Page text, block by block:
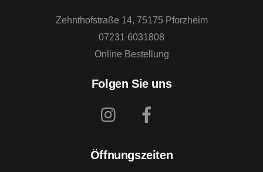
Top
Zehnthofstraße 14, 75175 Pforzheim
07231 6031808
Online Bestellung
Folgen Sie uns
Öffnungszeiten